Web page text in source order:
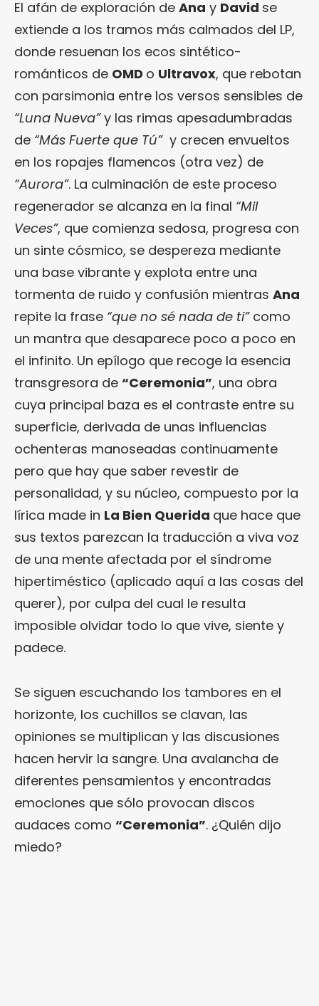
El afán de exploración de Ana y David se
extiende a los tramos más calmados del LP,
donde resuenan los ecos sintético-
románticos de OMD o Ultravox, que rebotan
con parsimonia entre los versos sensibles de
“Luna Nueva”y las rimas apesadumbradas
de “Más Fuerte que Tú” y crecen envueltos
en los ropajes flamencos (otra vez) de
“Aurora”. La culminación de este proceso
regenerador se alcanza en la final “Mil
Veces”, que comienza sedosa, progresa con
un sinte cósmico, se despereza mediante
una base vibrante y explota entre una
tormenta de ruido y confusión mientras Ana
repite la frase “que no sé nada de ti” como
un mantra que desaparece poco a poco en
el infinito. Un epílogo que recoge la esencia
transgresora de “Ceremonia”, una obra
cuya principal baza es el contraste entre su
superficie, derivada de unas influencias
ochenteras manoseadas continuamente
pero que hay que saber revestir de
personalidad, y su núcleo, compuesto por la
lírica made in La Bien Querida que hace que
sus textos parezcan la traducción a viva voz
de una mente afectada por el síndrome
hipertiméstico (aplicado aquí a las cosas del
querer), por culpa del cual le resulta
imposible olvidar todo lo que vive, siente y
padece.
Se siguen escuchando los tambores en el
horizonte, los cuchillos se clavan, las
opiniones se multiplican y las discusiones
hacen hervir la sangre. Una avalancha de
diferentes pensamientos y encontradas
emociones que sólo provocan discos
audaces como “Ceremonia”. ¿Quién dijo
miedo?